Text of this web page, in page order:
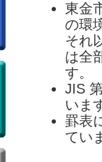
東金
の環
それ
は全
す。
JIS
いま
罫表
てい